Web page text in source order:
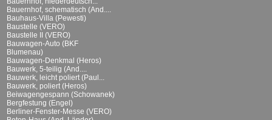
Bauernhof, schematisch (And....
Bauhaus-Villa (Pewesti)
Baustelle (VERO)
Baustelle II (VERO)
Bauwagen-Auto (BKF
Blumenau)
Bauwagen-Denkmal (Heros)
Bauwerk, 5-teilig (And....
Bauwerk, leicht poliert (Paul...
Bauwerk, poliert (Heros)
Beiwagengespann (Schowanek)
Bergfestung (Engel)
Berliner-Fenster-Messe (VERO)